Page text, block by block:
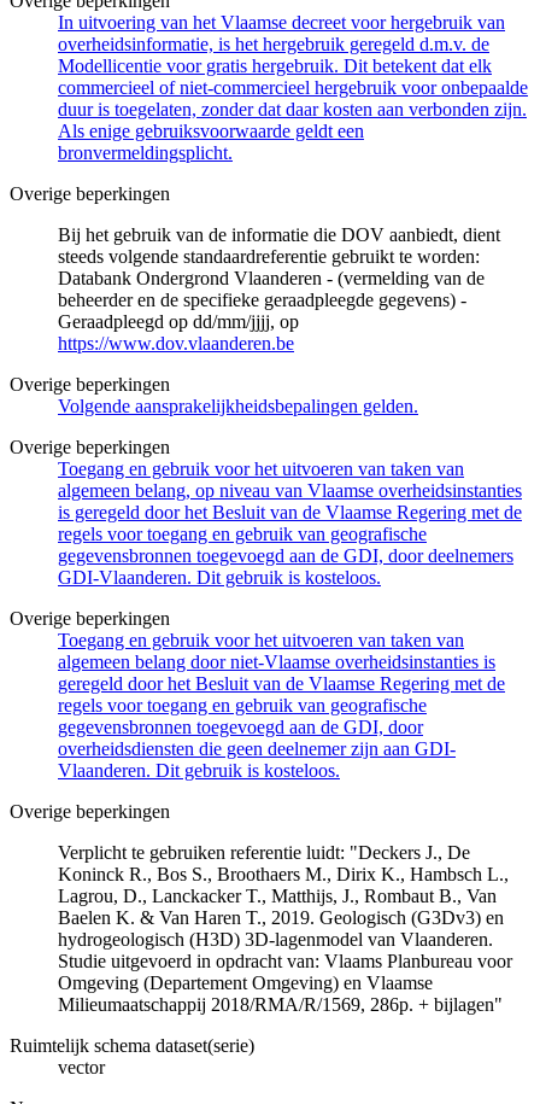
In uitvoering van het Vlaamse decreet voor hergebruik van
overheidsinformatie, is het hergebruik geregeld d.m.v. de
Modellicentie voor gratis hergebruik. Dit betekent dat elk
commercieel of niet-commercieel hergebruik voor onbepaalde
duur is toegelaten, zonder dat daar kosten aan verbonden zijn.
Als enige gebruiksvoorwaarde geldt een
bronvermeldingsplicht.
Overige beperkingen
Bij het gebruik van de informatie die DOV aanbiedt, dient
steeds volgende standaardreferentie gebruikt te worden:
Databank Ondergrond Vlaanderen - (vermelding van de
beheerder en de specifieke geraadpleegde gegevens) -
Geraadpleegd op dd/mm/jjjj, op
https://www.dov.vlaanderen.be
Overige beperkingen
Volgende aansprakelijkheidsbepalingen gelden.
Overige beperkingen
Toegang en gebruik voor het uitvoeren van taken van
algemeen belang, op niveau van Vlaamse overheidsinstanties
is geregeld door het Besluit van de Vlaamse Regering met de
regels voor toegang en gebruik van geografische
gegevensbronnen toegevoegd aan de GDI, door deelnemers
GDI-Vlaanderen. Dit gebruik is kosteloos.
Overige beperkingen
Toegang en gebruik voor het uitvoeren van taken van
algemeen belang door niet-Vlaamse overheidsinstanties is
geregeld door het Besluit van de Vlaamse Regering met de
regels voor toegang en gebruik van geografische
gegevensbronnen toegevoegd aan de GDI, door
overheidsdiensten die geen deelnemer zijn aan GDI-
Vlaanderen. Dit gebruik is kosteloos.
Overige beperkingen
Verplicht te gebruiken referentie luidt: "Deckers J., De
Koninck R., Bos S., Broothaers M., Dirix K., Hambsch L.,
Lagrou, D., Lanckacker T., Matthijs, J., Rombaut B., Van
Baelen K. & Van Haren T., 2019. Geologisch (G3Dv3) en
hydrogeologisch (H3D) 3D-lagenmodel van Vlaanderen.
Studie uitgevoerd in opdracht van: Vlaams Planbureau voor
Omgeving (Departement Omgeving) en Vlaamse
Milieumaatschappij 2018/RMA/R/1569, 286p. + bijlagen"
Ruimtelijk schema dataset(serie)
vector